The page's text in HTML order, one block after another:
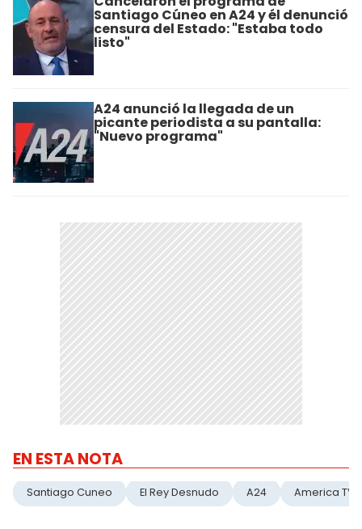
Santiago Cúneo en A24 y él denunció
censura del Estado: "Estaba todo
listo"
A24 anunció la llegada de un
picante periodista a su pantalla:
"Nuevo programa"
EN ESTA NOTA
Santiago Cuneo El Rey Desnudo A24 America TV